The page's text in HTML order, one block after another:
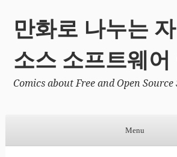
만화로 나누는
소스 소프트웨어
Comics about Free and Open
Menu